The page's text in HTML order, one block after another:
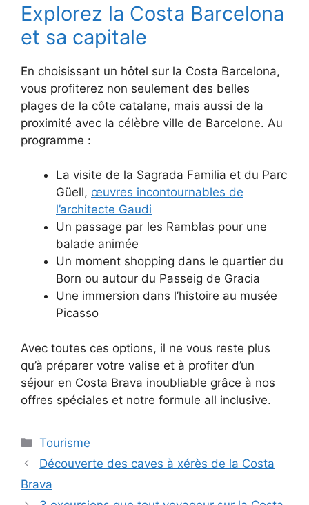
Explorez la Costa Barcelona
et sa capitale
En choisissant un hôtel sur la Costa Barcelona,
vous profiterez non seulement des belles
plages de la côte catalane, mais aussi de la
proximité avec la célèbre ville de Barcelone. Au
programme :
La visite de la Sagrada Familia et du Parc
Güell, œuvres incontournables de
l’architecte Gaudi
Un passage par les Ramblas pour une
balade animée
Un moment shopping dans le quartier du
Born ou autour du Passeig de Gracia
Une immersion dans l’histoire au musée
Picasso
Avec toutes ces options, il ne vous reste plus
qu’à préparer votre valise et à profiter d’un
séjour en Costa Brava inoubliable grâce à nos
offres spéciales et notre formule all inclusive.
Catégories
Tourisme
Découverte des caves à xérès de la Costa
Brava